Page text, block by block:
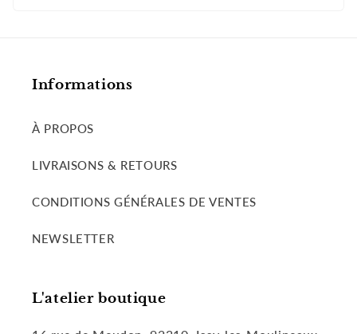
Informations
À PROPOS
LIVRAISONS & RETOURS
CONDITIONS GÉNÉRALES DE VENTES
NEWSLETTER
L'atelier boutique